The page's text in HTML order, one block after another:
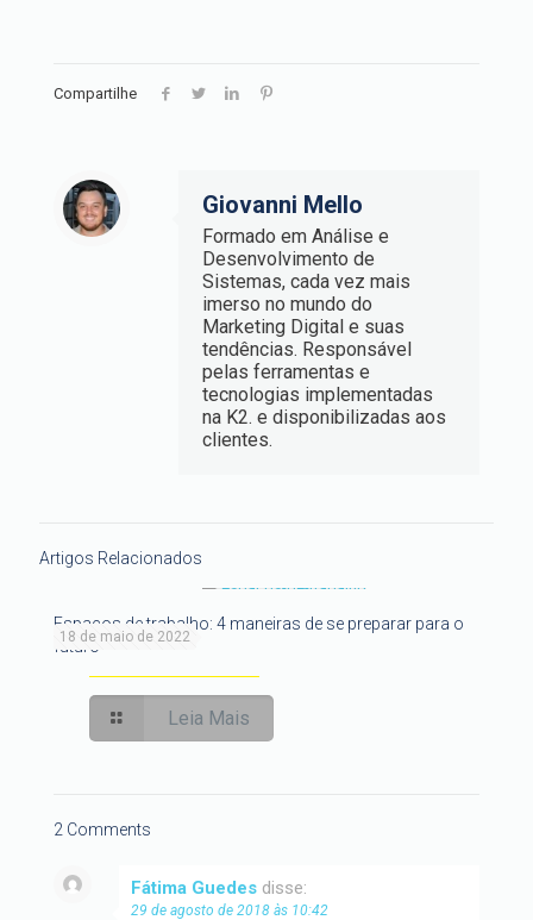
Compartilhe
Giovanni Mello
Formado em Análise e
Desenvolvimento de
Sistemas, cada vez mais
imerso no mundo do
Marketing Digital e suas
tendências. Responsável
pelas ferramentas e
tecnologias implementadas
na K2. e disponibilizadas aos
clientes.
Artigos Relacionados
18 de maio de 2022
Espaços de trabalho: 4 maneiras de se preparar para o
futuro
Leia Mais
2 Comments
Fátima Guedes disse:
29 de agosto de 2018 às 10:42